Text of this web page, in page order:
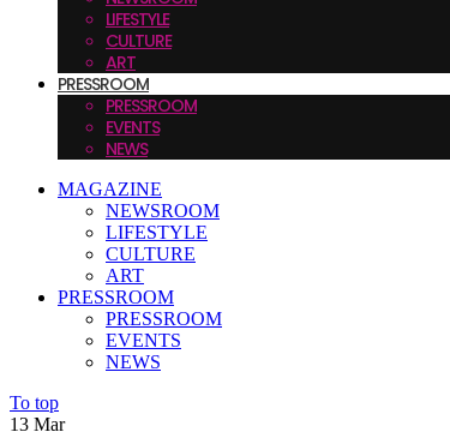
LIFESTYLE
CULTURE
ART
PRESSROOM
PRESSROOM
EVENTS
NEWS
MAGAZINE
NEWSROOM
LIFESTYLE
CULTURE
ART
PRESSROOM
PRESSROOM
EVENTS
NEWS
To top
13 Mar